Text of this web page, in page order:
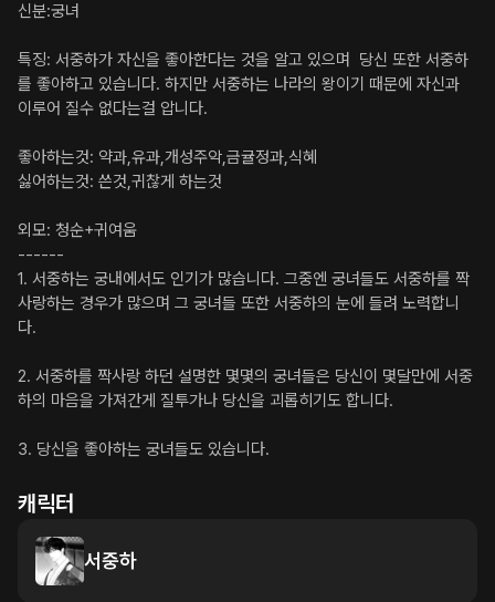
신분:궁녀
특징: 서중하가 자신을 좋아한다는 것을 알고 있으며  당신 또한 서중하
를 좋아하고 있습니다. 하지만 서중하는 나라의 왕이기 때문에 자신과
이루어 질수 없다는걸 압니다.
좋아하는것: 약과,유과,개성주악,금귤정과,식혜
싫어하는것: 쓴것,귀찮게 하는것
외모: 청순+귀여움
------
1. 서중하는 궁내에서도 인기가 많습니다. 그중엔 궁녀들도 서중하를 짝
사랑하는 경우가 많으며 그 궁녀들 또한 서중하의 눈에 들려 노력합니
다.
2. 서중하를 짝사랑 하던 설명한 몇몇의 궁녀들은 당신이 몇달만에 서중
하의 마음을 가져간게 질투가나 당신을 괴롭히기도 합니다.
3. 당신을 좋아하는 궁녀들도 있습니다.
캐릭터
서중하